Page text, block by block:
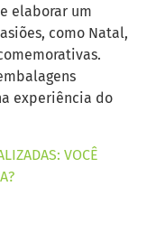
elaborar um
como Natal,
experiência do
VOCÊ